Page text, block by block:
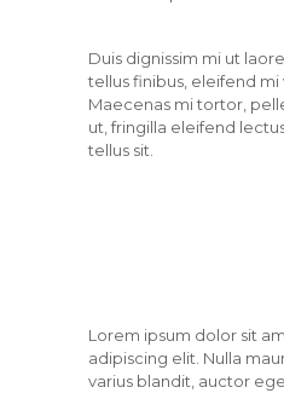
Duis dignissim mi ut
tellus finibus, eleifend mi
Maecenas mi tortor,
ut, fringilla eleifend
tellus sit.
Lorem ipsum dolor sit
adipiscing elit. Nulla
varius blandit, auctor